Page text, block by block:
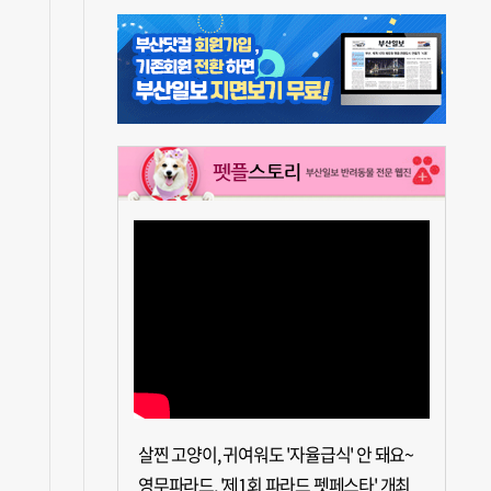
살찐 고양이, 귀여워도 '자율급식' 안 돼요~
영무파라드, '제1회 파라드 펫페스타' 개최